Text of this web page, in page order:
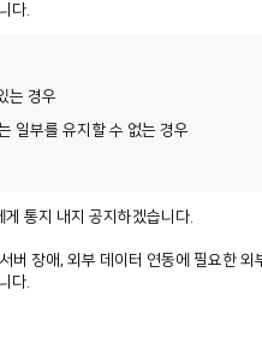
다.
는 경우
일부를 유지할 수 없는 경우
통지 내지 공지하겠습니다.
장애, 외부 데이터 연동에 필요한
다.